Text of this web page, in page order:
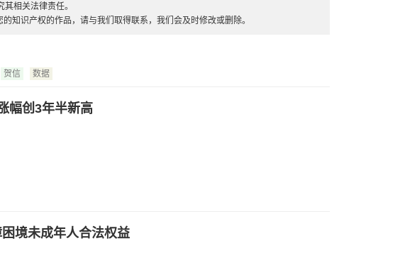
相关法律责任。
知识产权的作品，请与我们取得联系，我们会及时修改或删除。
贺信 数据
幅创3年半新高
境未成年人合法权益